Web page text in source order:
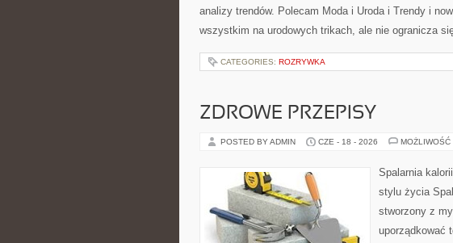
analizy trendów. Polecam Moda i Uroda i Trendy i
wszystkim na urodowych trikach, ale nie ogranicza
CATEGORIES: ROZRYWKA
ZDROWE PRZEPISY
POSTED BY ADMIN CZE - 18 - 2026 MOŻLIWOŚĆ
Spalarnia
stylu życia
stworzony z
uporządkować